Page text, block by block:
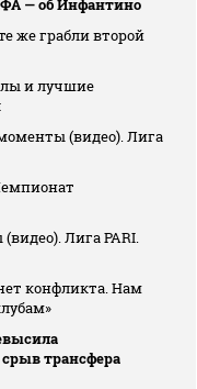
— об Инфантино
же грабли второй
и лучшие
(видео). Лига
Лига PARI.
конфликта. Нам
трансфера